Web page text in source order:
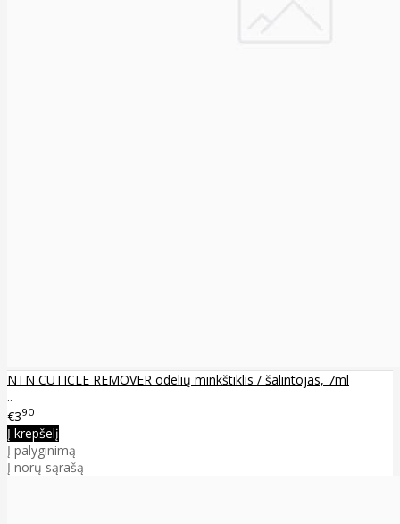
NTN CUTICLE REMOVER odelių minkštiklis / šalintojas, 7ml
..
€390
Į krepšelį
Į palyginimą
Į norų sąrašą